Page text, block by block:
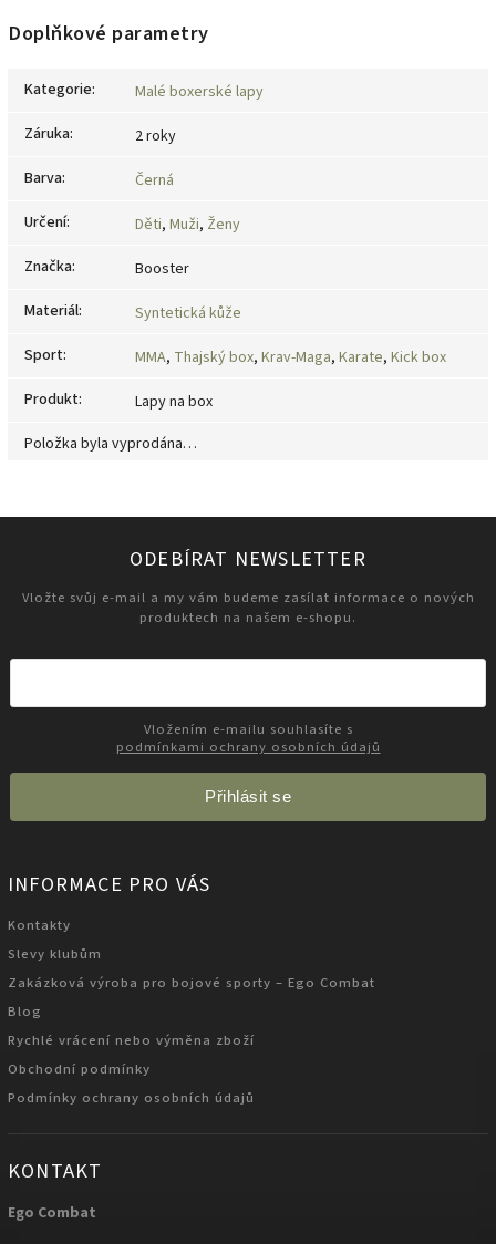
Doplňkové parametry
Kategorie:
Malé boxerské lapy
Záruka:
2 roky
Barva:
Černá
Určení: Děti, Muži, Ženy
Značka:
Booster
Materiál:
Syntetická kůže
Sport: MMA, Thajský box, Krav-Maga, Karate, Kick box
Produkt:
Lapy na box
Položka byla vyprodána…
ODEBÍRAT NEWSLETTER
Vložte svůj e-mail a my vám budeme zasílat informace o nových
produktech na našem e-shopu.
podmínkami ochrany osobních údajů
Přihlásit se
INFORMACE PRO VÁS
Kontakty
Slevy klubům
Zakázková výroba pro bojové sporty – Ego Combat
Blog
Rychlé vrácení nebo výměna zboží
Obchodní podmínky
Podmínky ochrany osobních údajů
KONTAKT
Ego Combat